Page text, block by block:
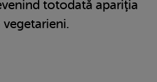
totodată apariţia